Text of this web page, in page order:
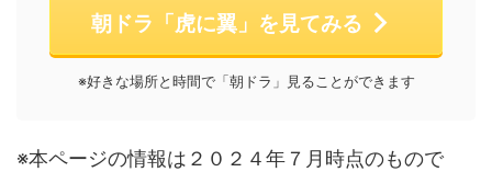
朝ドラ「虎に翼」を見てみる
※好きな場所と時間で「朝ドラ」見ることができます
※本ページの情報は２０２４年７月時点のもので